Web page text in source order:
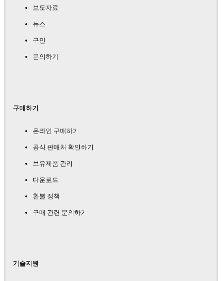
보도자료
뉴스
구인
문의하기
구매하기
온라인 구매하기
공식 판매처 확인하기
보유제품 관리
다운로드
환불 정책
구매 관련 문의하기
기술지원